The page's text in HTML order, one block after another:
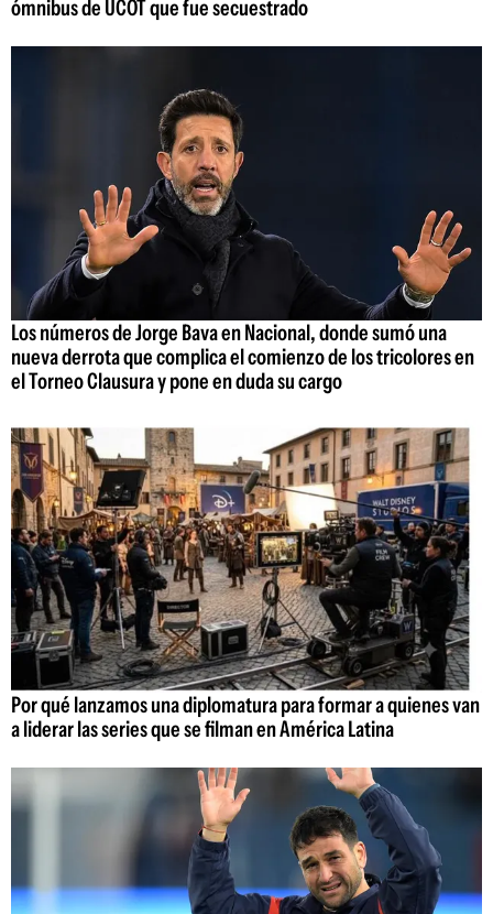
ómnibus de UCOT que fue secuestrado
Los números de Jorge Bava en Nacional, donde sumó una
nueva derrota que complica el comienzo de los tricolores en
el Torneo Clausura y pone en duda su cargo
Por qué lanzamos una diplomatura para formar a quienes van
a liderar las series que se filman en América Latina